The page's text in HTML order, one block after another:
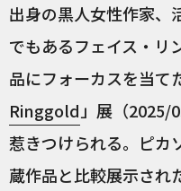
出身の黒人女性作家、
でもあるフェイス・リ
品にフォーカスを当て
Ringgold 」展（2025/
惹きつけられる。ピカ
蔵作品と比較展示され